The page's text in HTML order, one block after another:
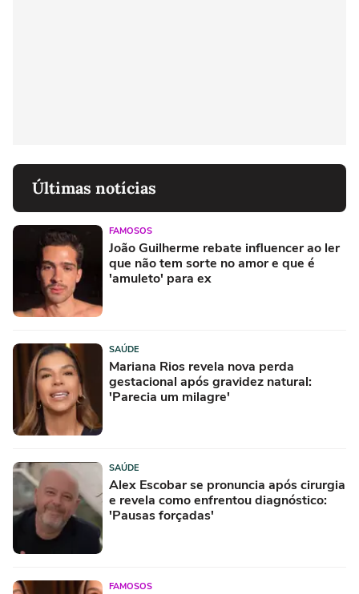
Últimas notícias
FAMOSOS
João Guilherme rebate influencer ao ler
que não tem sorte no amor e que é
'amuleto' para ex
SAÚDE
Mariana Rios revela nova perda
gestacional após gravidez natural:
'Parecia um milagre'
SAÚDE
Alex Escobar se pronuncia após cirurgia
e revela como enfrentou diagnóstico:
'Pausas forçadas'
FAMOSOS